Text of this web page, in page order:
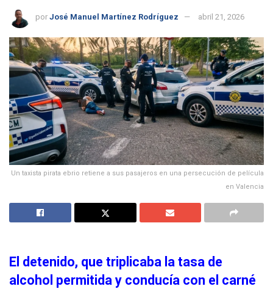
por José Manuel Martínez Rodríguez abril 21, 2026
Un taxista pirata ebrio retiene a sus pasajeros en una persecución de película
en Valencia
El detenido, que triplicaba la tasa de
alcohol permitida y conducía con el carné